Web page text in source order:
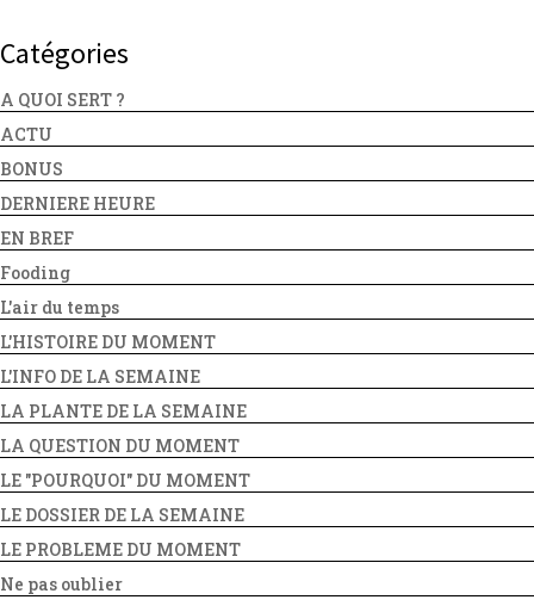
Catégories
A QUOI SERT ?
ACTU
BONUS
DERNIERE HEURE
EN BREF
Fooding
L'air du temps
L'HISTOIRE DU MOMENT
L'INFO DE LA SEMAINE
LA PLANTE DE LA SEMAINE
LA QUESTION DU MOMENT
LE "POURQUOI" DU MOMENT
LE DOSSIER DE LA SEMAINE
LE PROBLEME DU MOMENT
Ne pas oublier